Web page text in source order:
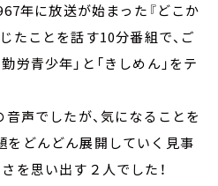
年に放送が始まった『どこか
たことを話す10分番組で、ご
労青少年」と「きしめん」をテ
声でしたが、気になることを
をどんどん展開していく見事
を思い出す２人でした！